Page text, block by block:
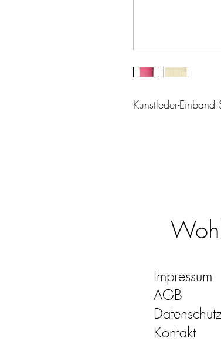
Kunstleder-Einband
Impressum
AGB
Kontakt